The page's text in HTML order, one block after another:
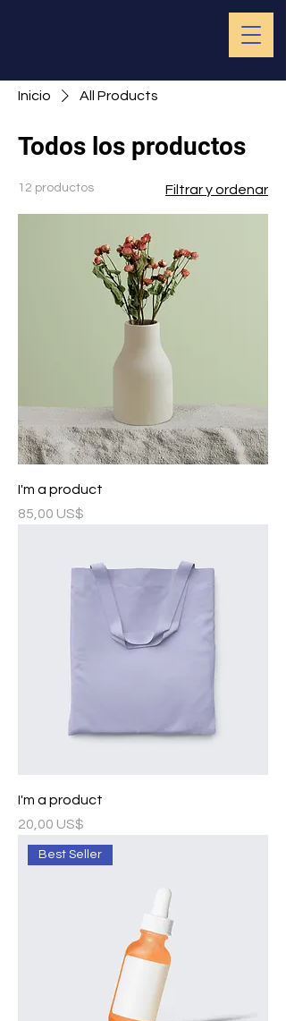
Inicio All Products
Todos los productos
12 productos Filtrar y ordenar
I'm a product
Precio
85,00 US$
I'm a product
Precio
20,00 US$
Best Seller